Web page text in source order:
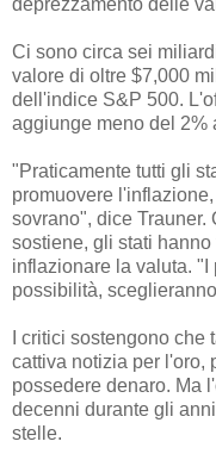
deprezzamento delle
Ci sono circa sei
valore di oltre $7,000
dell'indice S&P 500.
aggiunge meno del 2%
"Praticamente tutti gli
promuovere
sovrano", dice Trauner.
sostiene, gli stati
inflazionare la valuta.
possibilità,
I critici sostengono
cattiva notizia per l'oro,
possedere denaro. Ma
decenni durante gli
stelle.